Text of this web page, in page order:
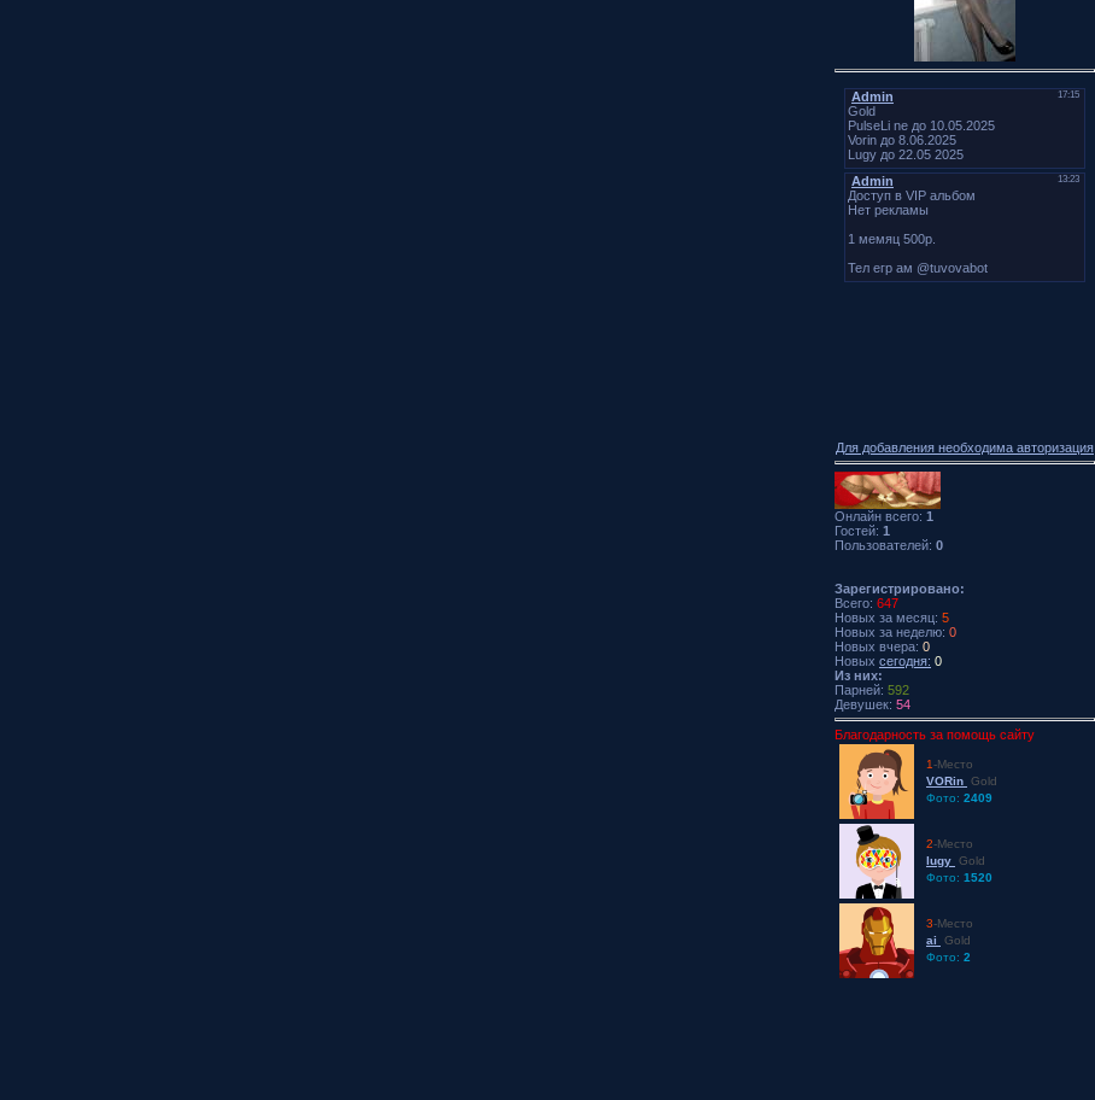
Для добавления необходима авторизация
Онлайн всего: 1
Гостей: 1
Пользователей: 0
Зарегистрировано:
Всего: 647
Новых за месяц: 5
Новых за неделю: 0
Новых вчера: 0
Новых сегодня: 0
Из них:
Парней: 592
Девушек: 54
Благодарность за помощь сайту
1-Место
VORin Gold
Фото: 2409
2-Место
lugy Gold
Фото: 1520
3-Место
ai
Gold
Фото: 2